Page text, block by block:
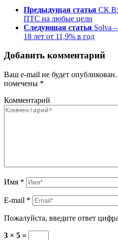
Предыдущая статья СК
ПТС на любые цели
Следующая статья Solva
18 лет от 11,9% в год
Добавить комментарий
Ваш e-mail не будет опубликован.
помечены *
Комментарий
Имя *
E-mail *
Пожалуйста, введите ответ
3 × 5 =